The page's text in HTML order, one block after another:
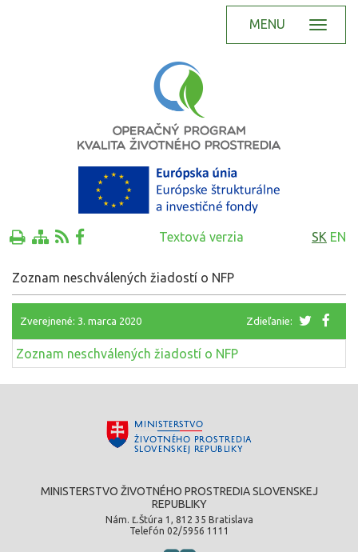
MENU
Textová verzia SK EN
Zoznam neschválených žiadostí o NFP
Zverejnené: 3. marca 2020 Zdieľanie:
Zoznam neschválených žiadostí o NFP
MINISTERSTVO ŽIVOTNÉHO PROSTREDIA SLOVENSKEJ
REPUBLIKY
Nám. Ľ.Štúra 1, 812 35 Bratislava
Telefón 02/5956 1111